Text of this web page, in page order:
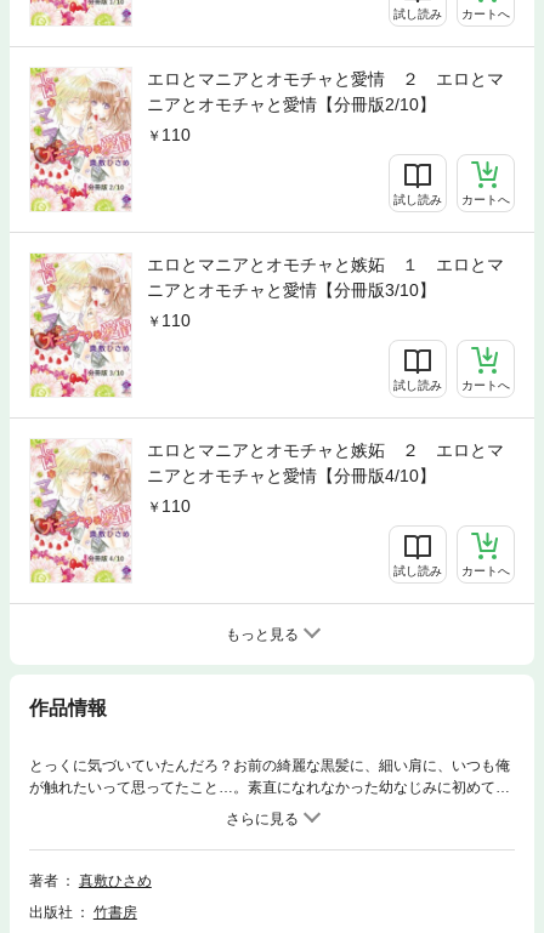
試し読み カートへ
エロとマニアとオモチャと愛情 ２ エロとマ
ニアとオモチャと愛情【分冊版2/10】
110
試し読み カートへ
エロとマニアとオモチャと嫉妬 １ エロとマ
ニアとオモチャと愛情【分冊版3/10】
110
試し読み カートへ
エロとマニアとオモチャと嫉妬 ２ エロとマ
ニアとオモチャと愛情【分冊版4/10】
110
試し読み カートへ
もっと見る
作品情報
とっくに気づいていたんだろ？お前の綺麗な黒髪に、細い肩に、いつも俺
が触れたいって思ってたこと…。素直になれなかった幼なじみに初めて触
れた日、女の自分があふれ出す…！※本コンテンツは単行本「エロとマニ
アとオモチャと愛情」を分冊したものです。
著者
真敷ひさめ
出版社
竹書房